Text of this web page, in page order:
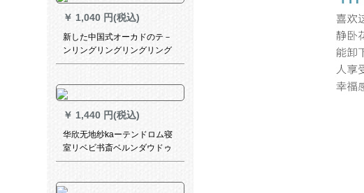
库】ヒタイ幅2 x高2.5 m【单
开】
￥ 1,040 円(税込)
新した中国式オーカドのテ－
ンリングリングリングリング
ビデオのイ－ン半透热カルテ
ズスは全部注文したのです。
注を交換するのはサポトして
ください。
￥ 1,440 円(税込)
华欣无地纱kaーテンドロム寝
室リベビ书斎ベルンダウドゥ
ドゥ窓扫き出し窓百合金白色
ラシープロの纱618070-012